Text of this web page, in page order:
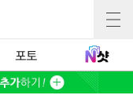
포토